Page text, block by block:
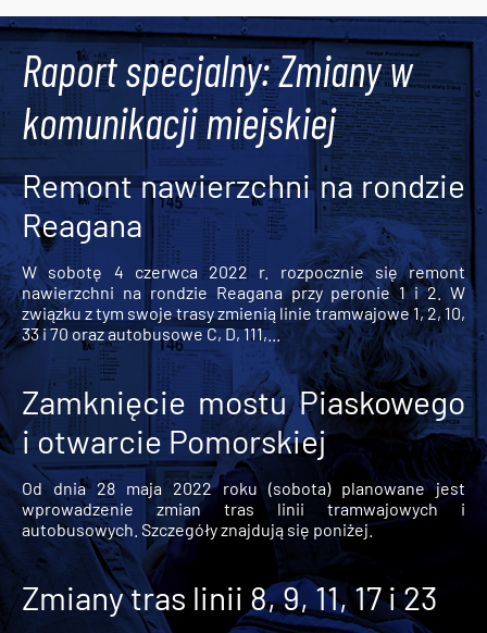
Raport specjalny: Zmiany w
komunikacji miejskiej
Remont nawierzchni na rondzie
Reagana
W sobotę 4 czerwca 2022 r. rozpocznie się remont
nawierzchni na rondzie Reagana przy peronie 1 i 2. W
związku z tym swoje trasy zmienią linie tramwajowe 1, 2, 10,
33 i 70 oraz autobusowe C, D, 111,...
Zamknięcie mostu Piaskowego
i otwarcie Pomorskiej
Od dnia 28 maja 2022 roku (sobota) planowane jest
wprowadzenie zmian tras linii tramwajowych i
autobusowych. Szczegóły znajdują się poniżej.
Zmiany tras linii 8, 9, 11, 17 i 23